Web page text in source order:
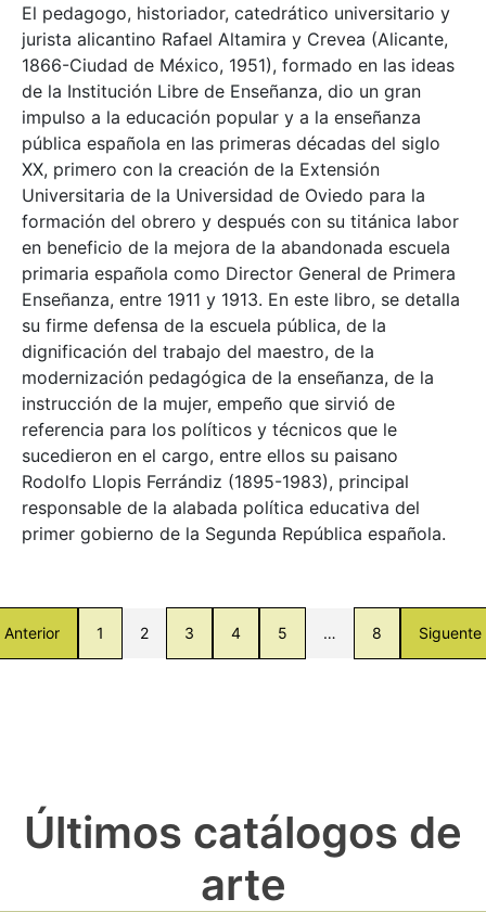
El pedagogo, historiador, catedrático universitario y
jurista alicantino Rafael Altamira y Crevea (Alicante,
1866-Ciudad de México, 1951), formado en las ideas
de la Institución Libre de Enseñanza, dio un gran
impulso a la educación popular y a la enseñanza
pública española en las primeras décadas del siglo
XX, primero con la creación de la Extensión
Universitaria de la Universidad de Oviedo para la
formación del obrero y después con su titánica labor
en beneficio de la mejora de la abandonada escuela
primaria española como Director General de Primera
Enseñanza, entre 1911 y 1913. En este libro, se detalla
su firme defensa de la escuela pública, de la
dignificación del trabajo del maestro, de la
modernización pedagógica de la enseñanza, de la
instrucción de la mujer, empeño que sirvió de
referencia para los políticos y técnicos que le
sucedieron en el cargo, entre ellos su paisano
Rodolfo Llopis Ferrándiz (1895-1983), principal
responsable de la alabada política educativa del
primer gobierno de la Segunda República española.
Anterior 1 2 3 4 5 … 8 Siguente
Últimos catálogos de
arte